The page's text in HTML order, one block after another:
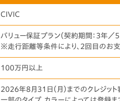
CIVIC
バリュー保証プラン（契約期間：3年／
※走行距離等条件により、2回目のお
100万円以上
2026年8月31日（月）までのクレジッ